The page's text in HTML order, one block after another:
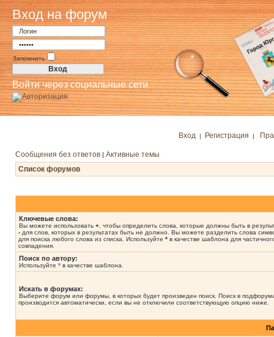
Вход на форум
Запомнить
Войти через социальные сети
Вход | Регистрация |
Сообщения без ответов | Активные темы
Список форумов
Ключевые слова:
Вы можете использовать + , чтобы определить слова, которые должны быть в
- для слов, которых в результатах быть не должно. Вы можете разделить слова
для поиска любого слова из списка. Используйте * в качестве шаблона для
совпадения.
Поиск по автору:
Используйте * в качестве шаблона.
Искать в форумах:
Выберите форум или форумы, в которых будет произведен поиск. Поиск в
производится автоматически, если вы не отключили соответствующую опцию ниже.